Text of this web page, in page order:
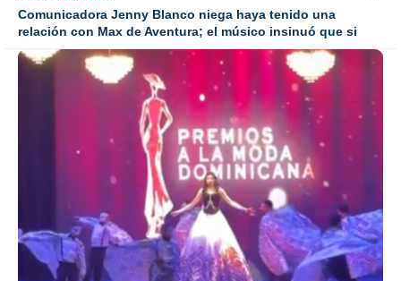
Comunicadora Jenny Blanco niega haya tenido una
relación con Max de Aventura; el músico insinuó que si